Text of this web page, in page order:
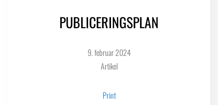
PUBLICERINGSPLAN
9. februar 2024
Artikel
Print